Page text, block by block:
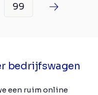
99
bedrijfswagen
een ruim online